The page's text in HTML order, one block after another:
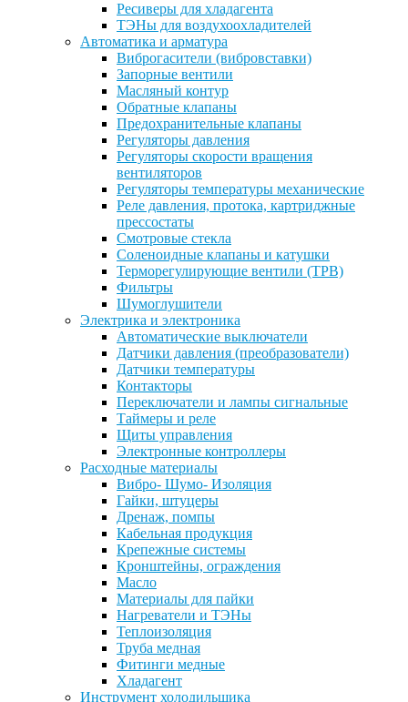
Ресиверы для хладагента
ТЭНы для воздухоохладителей
Автоматика и арматура
Виброгасители (вибровставки)
Запорные вентили
Масляный контур
Обратные клапаны
Предохранительные клапаны
Регуляторы давления
Регуляторы скорости вращения
вентиляторов
Регуляторы температуры механические
Реле давления, протока, картриджные
прессостаты
Смотровые стекла
Соленоидные клапаны и катушки
Терморегулирующие вентили (ТРВ)
Фильтры
Шумоглушители
Электрика и электроника
Автоматические выключатели
Датчики давления (преобразователи)
Датчики температуры
Контакторы
Переключатели и лампы сигнальные
Таймеры и реле
Щиты управления
Электронные контроллеры
Расходные материалы
Вибро- Шумо- Изоляция
Гайки, штуцеры
Дренаж, помпы
Кабельная продукция
Крепежные системы
Кронштейны, ограждения
Масло
Материалы для пайки
Нагреватели и ТЭНы
Теплоизоляция
Труба медная
Фитинги медные
Хладагент
Инструмент холодильщика